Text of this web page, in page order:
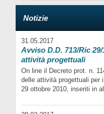
Notizie
31.05.2017
Avviso D.D. 713/Ric
attività progettuali
On line il Decreto prot. n.
delle attività progettuali per
29 ottobre 2010, inseriti in